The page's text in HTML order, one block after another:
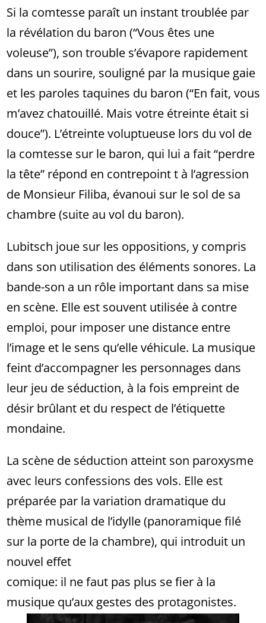
Si la comtesse paraît un instant troublée par
la révélation du baron (“Vous êtes une
voleuse”), son trouble s’évapore rapidement
dans un sourire, souligné par la musique gaie
et les paroles taquines du baron (“En fait, vous
m’avez chatouillé. Mais votre étreinte était si
douce”). L’étreinte voluptueuse lors du vol de
la comtesse sur le baron, qui lui a fait “perdre
la tête” répond en contrepoint t à l’agression
de Monsieur Filiba, évanoui sur le sol de sa
chambre (suite au vol du baron).
Lubitsch joue sur les oppositions, y compris
dans son utilisation des éléments sonores. La
bande-son a un rôle important dans sa mise
en scène. Elle est souvent utilisée à contre
emploi, pour imposer une distance entre
l’image et le sens qu’elle véhicule. La musique
feint d’accompagner les personnages dans
leur jeu de séduction, à la fois empreint de
désir brûlant et du respect de l’étiquette
mondaine.
La scène de séduction atteint son paroxysme
avec leurs confessions des vols. Elle est
préparée par la variation dramatique du
thème musical de l’idylle (panoramique filé
sur la porte de la chambre), qui introduit un
nouvel effet
comique: il ne faut pas plus se fier à la
musique qu’aux gestes des protagonistes.